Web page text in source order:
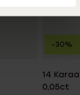
14
0,05ct
-30%